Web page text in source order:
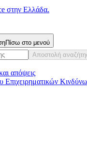
στην Ελλάδα.
Πίσω στο μενού
Αποστολή
απόψεις
Επιχειρηματικών